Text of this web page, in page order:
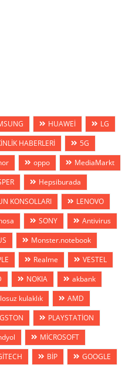
HUAWEİ
LG
HABERLERİ
5G
oppo
MediaMarkt
Hepsiburada
KONSOLLARI
LENOVO
SONY
Antivirus
Monster.notebook
Realme
VESTEL
NOKIA
akbank
kulaklık
AMD
PLAYSTATİON
MİCROSOFT
BİP
GOOGLE